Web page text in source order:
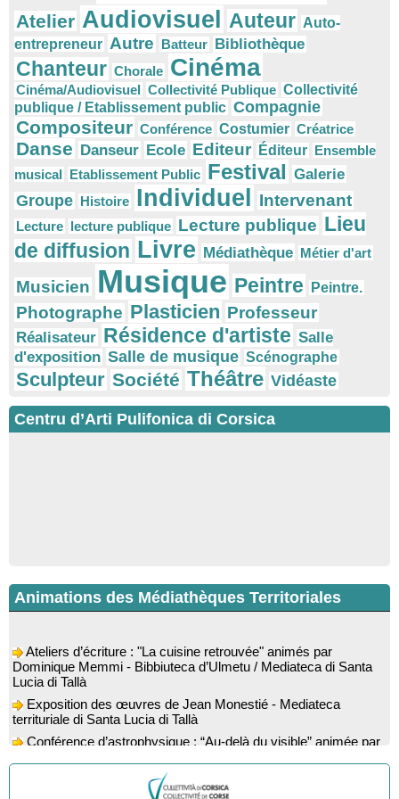
Atelier Audiovisuel Auteur Auto-
entrepreneur Autre Batteur Bibliothèque
Chanteur Chorale Cinéma
Cinéma/Audiovisuel Collectivité Publique Collectivité
publique / Etablissement public Compagnie
Compositeur Conférence Costumier Créatrice
Danse Danseur Ecole Editeur Éditeur Ensemble
musical Etablissement Public Festival Galerie
Groupe Histoire Individuel Intervenant
Lecture lecture publique Lecture publique Lieu
de diffusion Livre Médiathèque Métier d'art
Musicien Musique Peintre Peintre.
Photographe Plasticien Professeur
Réalisateur Résidence d'artiste Salle
d'exposition Salle de musique Scénographe
Sculpteur Société Théâtre Vidéaste
Centru d’Arti Pulifonica di Corsica
Animations des Médiathèques Territoriales
Dominique Memmi - Bibbiuteca d’Ulmetu / Mediateca di Santa
Lucia di Tallà
territuriale di Santa Lucia di Tallà
l’astrophysicien Paul Guerrini - Médiathèque - Pitretu è
Bicchisgià
Exposition des œuvres de Dominique Malberti Morin :